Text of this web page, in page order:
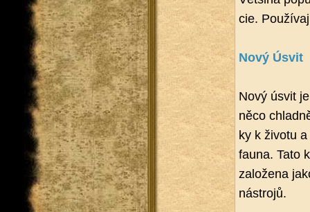
cie.
Nový Úsvit
Nový úsvit
něco
ky k ži­vo­tu
fauna. Tato
za­lo­že­na
ná­stro­jů.